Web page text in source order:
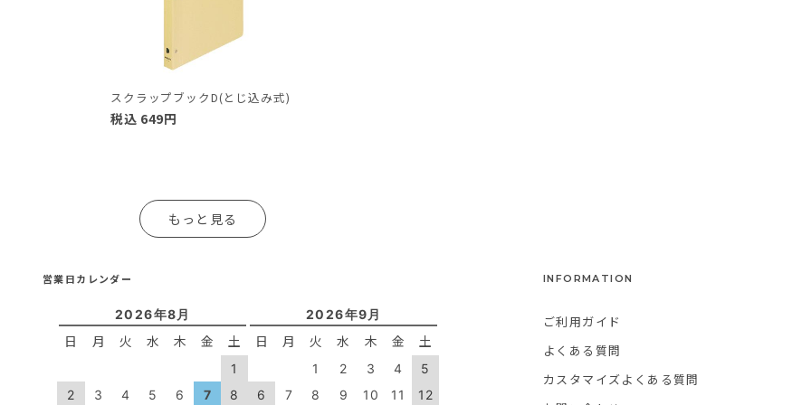
スクラップブックD(とじ込み式)
税込 649円
もっと見る
営業日カレンダー
2026年8月
日 月 火 水 木 金 土
1
2
3 4 5 6 7 8
2026年9月
日 月 火 水 木 金 土
1 2 3 4
5
6
7 8 9 10 11 12
INFORMATION
ご利用ガイド
よくある質問
カスタマイズよくある質問